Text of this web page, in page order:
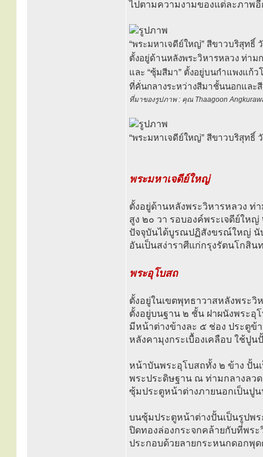
ไปตามความงามของแต่ละภาพอี
“พระมหาเจดีย์ใหญ่” สีขาวบริสุทธิ์
ตั้งอยู่ด้านหลังพระวิหารหลวง ท่าม
และ “ซุ้มสีมา” ตั้งอยู่บนกำแพงแก้ว
ที่คั่นกลางระหว่างสีมาชั้นนอกและ
ที่มาของรูปภาพ : คุณ Thaagoon
“พระมหาเจดีย์ใหญ่” สีขาวบริสุทธิ์
พระมหาเจดีย์ใหญ่
ตั้งอยู่ด้านหลังพระวิหารหลวง ท่
สูง ๒๐ วา รอบองค์พระเจดีย์ให
ปัจจุบันได้บูรณปฏิสังขรณ์ใหญ่ นั
อันเป็นสง่าราศีแก่กรุงรัตนโกสิน
พระอุโบสถ
ตั้งอยู่ในเขตพุทธาวาสหลังพระ
ตั้งอยู่บนฐาน ๒ ชั้น ฝาผนังพระอุ
มีหน้าต่างข้างละ ๕ ช่อง ประตูข้
หลังคามุงกระเบื้องเคลือบ ใช้ปู
หน้าบันพระอุโบสถทั้ง ๒ ข้าง ปั้น
พระประดิษฐาน ณ ท่ามกลางลว
ซุ้มประตูหน้าต่างภายนอกเป็นปู
บนซุ้มประตูหน้าต่างปั้นเป็นรูปพ
ปิดทองล่องกระจกคล้ายกับที่พร
ประกอบด้วยลายกระหนกดอกพุ